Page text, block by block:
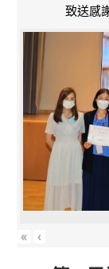
致送感
« ‹